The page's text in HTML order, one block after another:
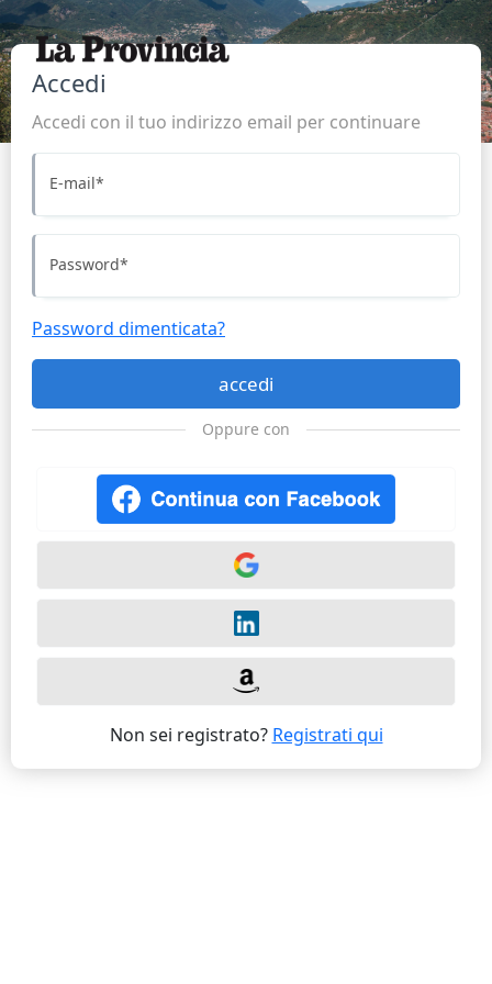
Accedi
Accedi con il tuo indirizzo email per continuare
E-mail*
Password*
Password dimenticata?
accedi
Oppure con
Non sei registrato? Registrati qui